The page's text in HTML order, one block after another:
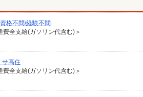
格不問/経験不問
全支給(ガソリン代含む)＞
サ高住
全支給(ガソリン代含む)＞